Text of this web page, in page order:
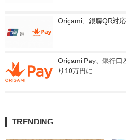
Origami、銀聯QR対
Origami Pay、銀行口
り10万円に
TRENDING